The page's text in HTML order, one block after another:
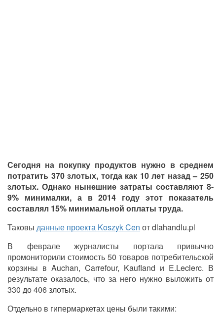
Сегодня на покупку продуктов нужно в среднем
потратить 370 злотых, тогда как 10 лет назад – 250
злотых. Однако нынешние затраты составляют 8-
9% минималки, а в 2014 году этот показатель
составлял 15% минимальной оплаты труда.
Таковы данные проекта Koszyk Cen от dlahandlu.pl
В феврале журналисты портала привычно
промониторили стоимость 50 товаров потребительской
корзины в Auchan, Carrefour, Kaufland и E.Leclerc. В
результате оказалось, что за него нужно выложить от
330 до 406 злотых.
Отдельно в гипермаркетах цены были такими: